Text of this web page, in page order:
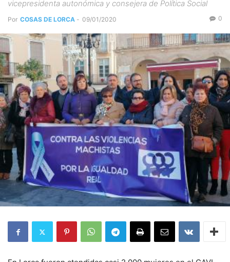
vicepresidenta autonómica y consejera de Política Social
Por COSAS DE LORCA - 09/01/2020 0